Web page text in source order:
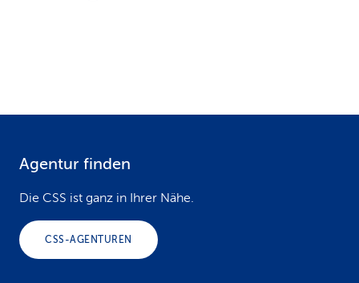
Agentur finden
Die CSS ist ganz in Ihrer Nähe.
CSS-AGENTUREN